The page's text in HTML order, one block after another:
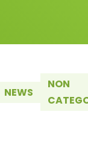
NEWS
NON